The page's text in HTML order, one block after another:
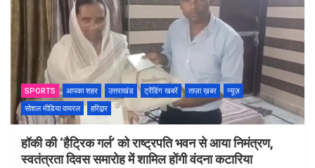
SPORTS आपका शहर उत्तराखंड ट्रेंडिंग खबरें ताज़ा ख़बर
न्यूज़
सोशल मीडिया वायरल
हरिद्वार
हॉकी की ‘हैट्रिक गर्ल’ को राष्ट्रपति भवन से आया निमंत्रण,
स्वतंत्रता दिवस समारोह में शामिल होंगी वंदना कटारिया